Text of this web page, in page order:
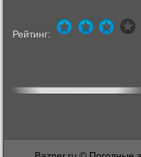
Рейтинг: